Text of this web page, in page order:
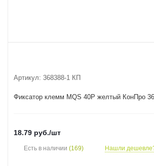
Артикул: 368388-1 КП
Фиксатор клемм MQS 40P желтый КонПро
18.79 руб./шт
Есть в наличии (169) Нашли